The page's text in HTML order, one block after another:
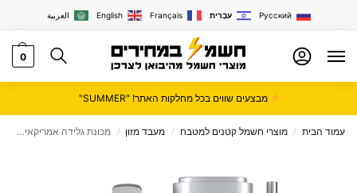
العربية English Français עִבְרִית Русский
0
מבצעים שווים בכל מחלקות האתר! "SUMMER"
עמוד הבית / מוצרי חשמל קטנים למטבח / מעבד מזון / מכונת גלידה אמריקאית Ninja CREAMI SPOON & SPIN